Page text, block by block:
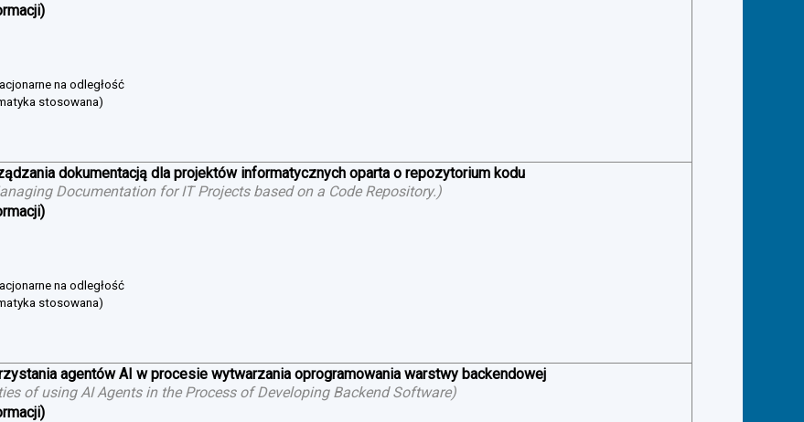
na odległość
stosowana)
dokumentacją dla projektów informatycznych oparta o repozytorium kodu
Documentation for IT Projects based on a Code Repository. )
na odległość
stosowana)
agentów AI w procesie wytwarzania oprogramowania warstwy backendowej
of using AI Agents in the Process of Developing Backend Software)